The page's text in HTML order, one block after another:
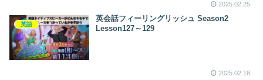
2025.02.25
英語
英会話フィーリングリッシュ Season2
Lesson127～129
2025.02.18